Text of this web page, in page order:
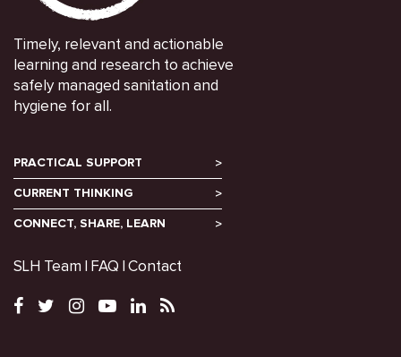
Timely, relevant and actionable
learning and research to achieve
safely managed sanitation and
hygiene for all.
PRACTICAL SUPPORT
CURRENT THINKING
CONNECT, SHARE, LEARN
SLH Team FAQ Contact